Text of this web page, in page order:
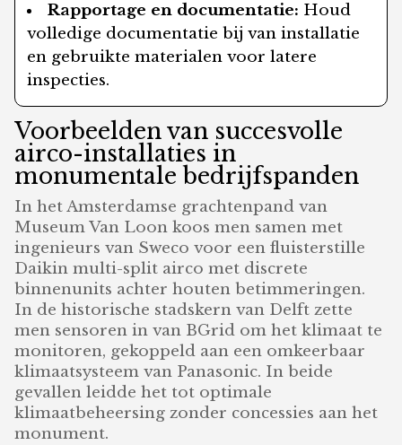
Rapportage en documentatie: Houd
volledige documentatie bij van installatie
en gebruikte materialen voor latere
inspecties.
Voorbeelden van succesvolle
airco-installaties in
monumentale bedrijfspanden
In het Amsterdamse grachtenpand van
Museum Van Loon koos men samen met
ingenieurs van Sweco voor een fluisterstille
Daikin multi-split airco met discrete
binnenunits achter houten betimmeringen.
In de historische stadskern van Delft zette
men sensoren in van BGrid om het klimaat te
monitoren, gekoppeld aan een omkeerbaar
klimaatsysteem van Panasonic. In beide
gevallen leidde het tot optimale
klimaatbeheersing zonder concessies aan het
monument.